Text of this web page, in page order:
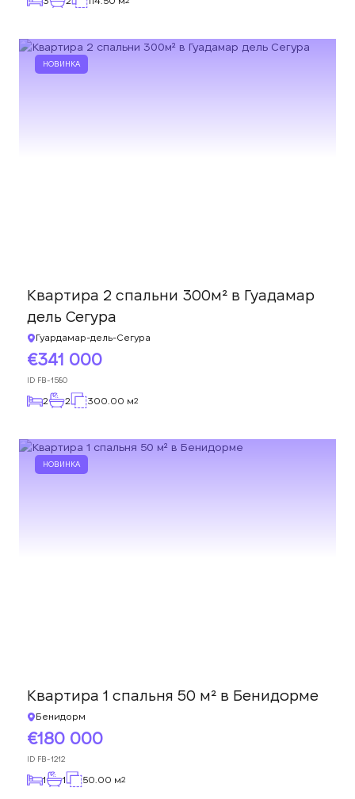
НОВИНКА
Квартира 2 спальни 300м² в Гуадамар
дель Сегура
Гуардамар-дель-Сегура
341 000
ID FB-1580
2 2 300.00 м2
НОВИНКА
Квартира 1 спальня 50 м² в Бенидорме
Бенидорм
180 000
ID FB-1212
1 1 50.00 м2